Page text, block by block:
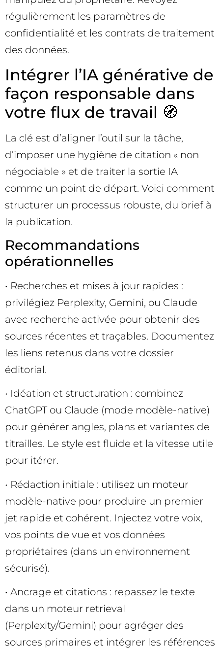
régulièrement les paramètres de
confidentialité et les contrats de traitement
des données.
Intégrer l’IA générative de
façon responsable dans
votre flux de travail 🧭
La clé est d’aligner l’outil sur la tâche,
d’imposer une hygiène de citation « non
négociable » et de traiter la sortie IA
comme un point de départ. Voici comment
structurer un processus robuste, du brief à
la publication.
Recommandations
opérationnelles
• Recherches et mises à jour rapides :
privilégiez Perplexity, Gemini, ou Claude
avec recherche activée pour obtenir des
sources récentes et traçables. Documentez
les liens retenus dans votre dossier
éditorial.
• Idéation et structuration : combinez
ChatGPT ou Claude (mode modèle-native)
pour générer angles, plans et variantes de
titrailles. Le style est fluide et la vitesse utile
pour itérer.
• Rédaction initiale : utilisez un moteur
modèle-native pour produire un premier
jet rapide et cohérent. Injectez votre voix,
vos points de vue et vos données
propriétaires (dans un environnement
sécurisé).
• Ancrage et citations : repassez le texte
dans un moteur retrieval
(Perplexity/Gemini) pour agréger des
sources primaires et intégrer les références